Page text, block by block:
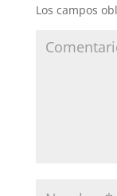
Los campos